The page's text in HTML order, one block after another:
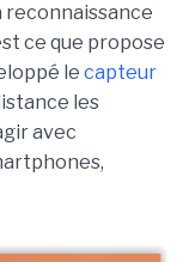
reconnaissance
ce que propose
le capteur
les
avec